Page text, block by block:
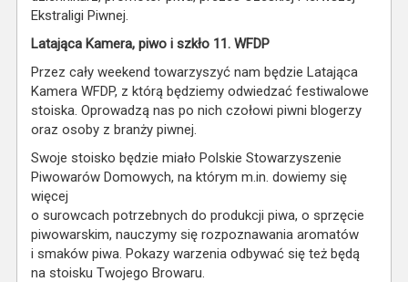
Ekstraligi Piwnej.
Latająca Kamera, piwo i szkło 11. WFDP
Przez cały weekend towarzyszyć nam będzie Latająca
Kamera WFDP, z którą będziemy odwiedzać festiwalowe
stoiska. Oprowadzą nas po nich czołowi piwni blogerzy
oraz osoby z branży piwnej.
Swoje stoisko będzie miało Polskie Stowarzyszenie
Piwowarów Domowych, na którym m.in. dowiemy się
więcej
o surowcach potrzebnych do produkcji piwa, o sprzęcie
piwowarskim, nauczymy się rozpoznawania aromatów
i smaków piwa. Pokazy warzenia odbywać się też będą
na stoisku Twojego Browaru.